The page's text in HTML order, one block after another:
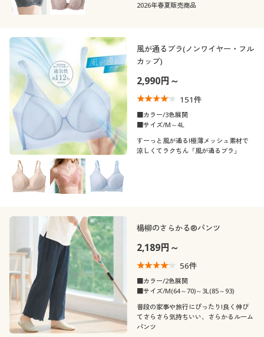
2026年春夏販売商品
風が通るブラ(ノンワイヤー・フル
カップ)
2,990円～
151件
■カラー/3色展開
■サイズ/M～4L
すーっと風が通る!極薄メッシュ素材で
涼しくてラクちん「風が通るブラ」
楊柳のさらかる®パンツ
2,189円～
56件
■カラー/2色展開
■サイズ/M(64～70)～3L(85～93)
普段の家事や旅行にぴったり!良く伸び
てさらさら気持ちいい、さらかるルーム
パンツ